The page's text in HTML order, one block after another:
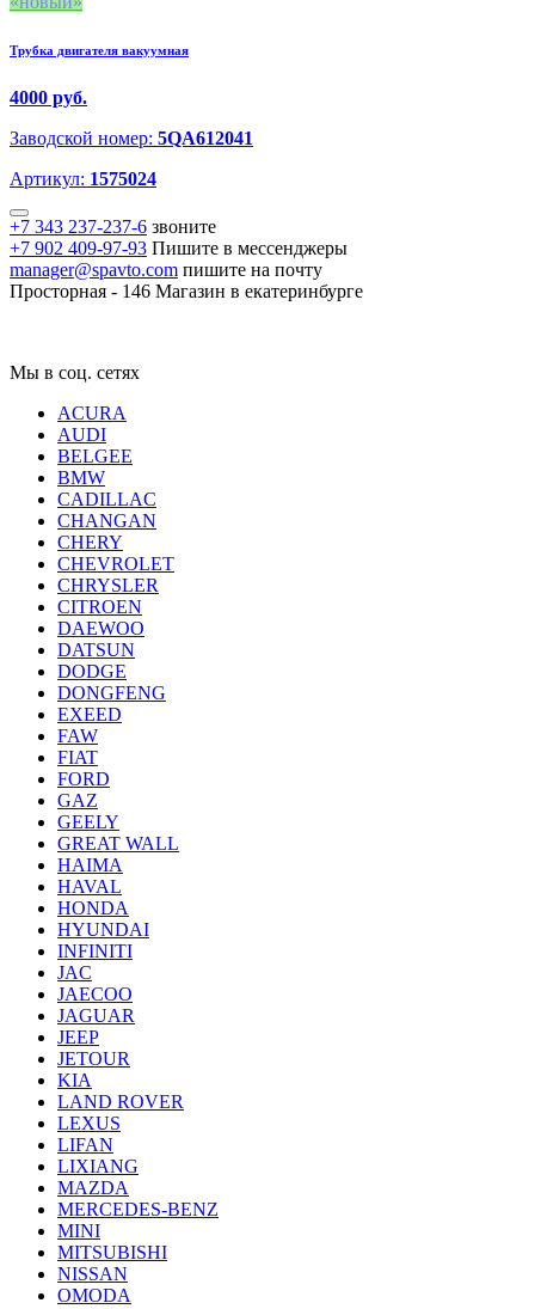
Трубка двигателя вакуумная
4000 руб.
Заводской номер: 5QA612041
Артикул: 1575024
+7 343 237-237-6 звоните
+7 902 409-97-93 Пишите в мессенджеры
manager@spavto.com пишите на почту
Просторная - 146 Магазин в екатеринбурге
Мы в соц. сетях
ACURA
AUDI
BELGEE
BMW
CADILLAC
CHANGAN
CHERY
CHEVROLET
CHRYSLER
CITROEN
DAEWOO
DATSUN
DODGE
DONGFENG
EXEED
FAW
FIAT
FORD
GAZ
GEELY
GREAT WALL
HAIMA
HAVAL
HONDA
HYUNDAI
INFINITI
JAC
JAECOO
JAGUAR
JEEP
JETOUR
KIA
LAND ROVER
LEXUS
LIFAN
LIXIANG
MAZDA
MERCEDES-BENZ
MINI
MITSUBISHI
NISSAN
OMODA